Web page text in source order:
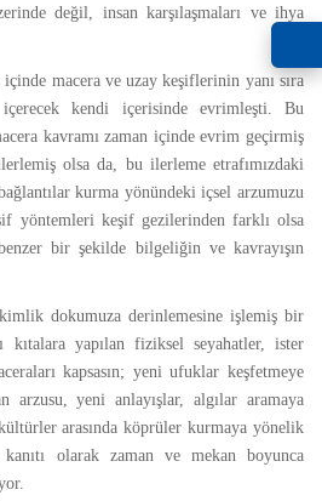
değil, insan karşılaşmaları ve ihya
macera ve uzay keşiflerinin yanı sıra
kendi içerisinde evrimleşti. Bu
kavramı zaman içinde evrim geçirmiş
olsa da, bu ilerleme etrafımızdaki
kurma yönündeki içsel arzumuzu
yöntemleri keşif gezilerinden farklı olsa
bir şekilde bilgeliğin ve kavrayışın
dokumuza derinlemesine işlemiş bir
yapılan fiziksel seyahatler, ister
kapsasın; yeni ufuklar keşfetmeye
arzusu, yeni anlayışlar, algılar aramaya
arasında köprüler kurmaya yönelik
olarak zaman ve mekan boyunca